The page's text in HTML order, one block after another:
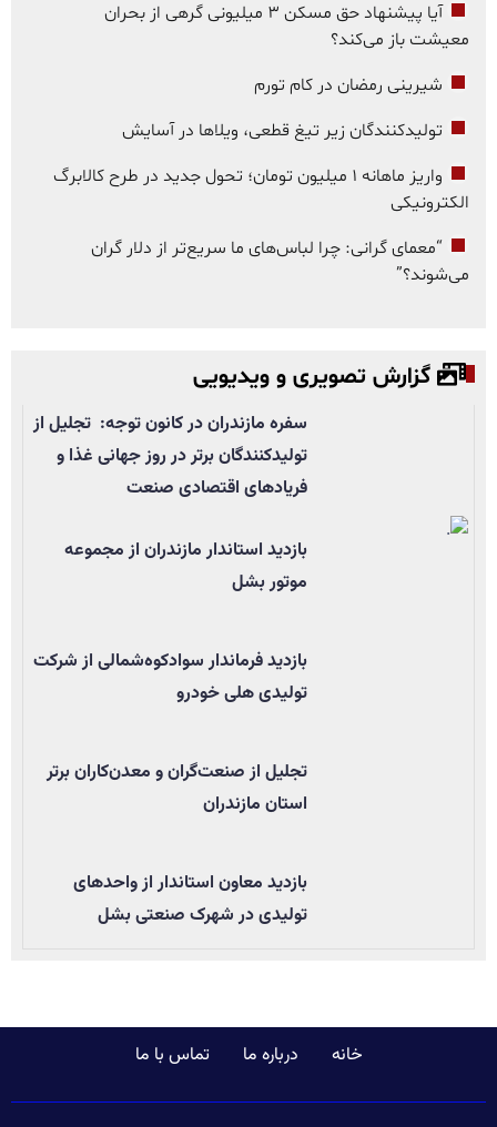
آیا پیشنهاد حق مسکن ۳ میلیونی گرهی از بحران
معیشت باز می‌کند؟
شیرینی رمضان در کام تورم
تولیدکنندگان زیر تیغ قطعی، ویلاها در آسایش
واریز ماهانه ۱ میلیون تومان؛ تحول جدید در طرح کالابرگ
الکترونیکی
“معمای گرانی: چرا لباس‌های ما سریع‌تر از دلار گران
می‌شوند؟”
گزارش تصویری و ویدیویی
سفره مازندران در کانون توجه: تجلیل از
تولیدکنندگان برتر در روز جهانی غذا و
فریادهای اقتصادی صنعت
بازدید استاندار مازندران از مجموعه
موتور بشل
بازدید فرماندار سوادکوه‌شمالی از شرکت
تولیدی هلی خودرو
تجلیل از صنعت‌گران و معدن‌کاران برتر
استان مازندران
بازدید معاون استاندار از واحدهای
تولیدی در شهرک صنعتی بشل
خانه درباره ما تماس با ما